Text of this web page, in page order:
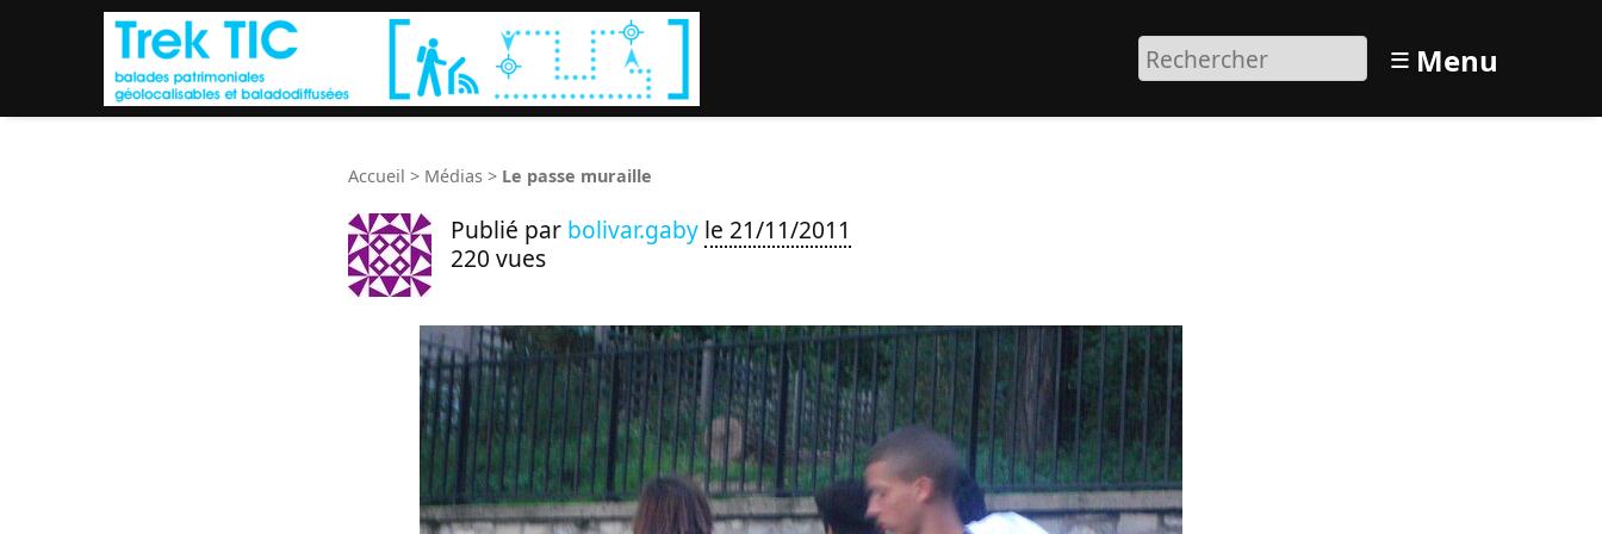
≡ Menu
Accueil > Médias > Le passe muraille
Publié par bolivar.gaby le 21/11/2011
220 vues